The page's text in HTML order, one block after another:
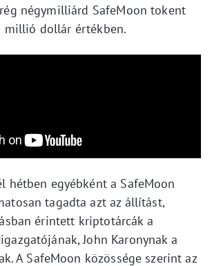
négymilliárd SafeMoon tokent
millió dollár értékben.
hétben egyébként a SafeMoon
tagadta azt az állítást,
érintett kriptotárcák a
John Karonynak a
A SafeMoon közössége szerint az